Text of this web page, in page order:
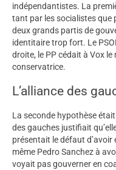
indépendantistes. La
tant par les socialistes que
deux grands partis de
identitaire trop fort. Le
droite, le PP cédait à Vox le
conservatrice.
L’alliance des
La seconde hypothèse
des gauches justifiait
présentait le défaut
même Pedro Sanchez à
voyait pas gouverner en